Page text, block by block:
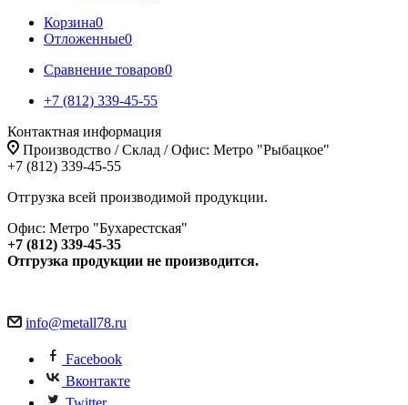
Корзина0
Отложенные0
Сравнение товаров0
+7 (812) 339-45-55
Контактная информация
Производство / Склад / Офис: Метро "Рыбацкое"
+7 (812) 339-45-55
Отгрузка всей производимой продукции.
Офис: Метро "Бухарестская"
+7 (812) 339-45-35
Отгрузка продукции не производится.
info@metall78.ru
Facebook
Вконтакте